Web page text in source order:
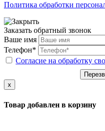
Политика обработки
Заказать обратный звонок
Ваше имя
Телефон*
Согласие на обработку
x
Товар добавлен в корзину